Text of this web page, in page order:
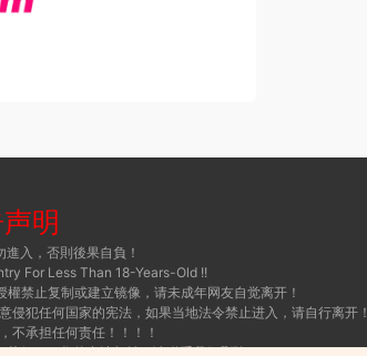
明
入，否則後果自負！
For Less Than 18-Years-Old !!
禁止复制或建立镜像，请未成年网友自觉离开！
犯任何国家的宪法，如果当地法令禁止进入，请自行离开！
不承担任何责任！！！！
侵犯了您的合法权益，请联系我们删除！